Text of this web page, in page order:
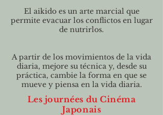
El aikido es un arte marcial que
permite evacuar los conflictos en lugar
de nutrirlos.
A partir de los movimientos de la vida
diaria, mejore su técnica y, desde su
práctica, cambie la forma en que se
mueve y piensa en la vida diaria.
Les journées du Cinéma
Japonais